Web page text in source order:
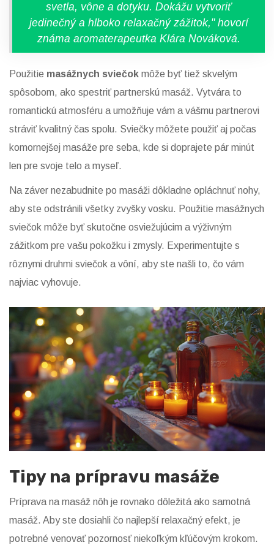
svetla, vône a dotyku. Dokážu vytvoriť
jedinečný a hlboko relaxačný zážitok," hovorí
známa aromaterapeutka Klára Nováková.
Použitie masážnych sviečok môže byť tiež skvelým
spôsobom, ako spestriť partnerskú masáž. Vytvára to
romantickú atmosféru a umožňuje vám a vášmu partnerovi
stráviť kvalitný čas spolu. Sviečky môžete použiť aj počas
komornejšej masáže pre seba, kde si doprajete pár minút
len pre svoje telo a myseľ.
Na záver nezabudnite po masáži dôkladne opláchnuť nohy,
aby ste odstránili všetky zvyšky vosku. Použitie masážnych
sviečok môže byť skutočne osviežujúcim a výživným
zážitkom pre vašu pokožku i zmysly. Experimentujte s
rôznymi druhmi sviečok a vôní, aby ste našli to, čo vám
najviac vyhovuje.
Tipy na prípravu masáže
Príprava na masáž nôh je rovnako dôležitá ako samotná
masáž. Aby ste dosiahli čo najlepší relaxačný efekt, je
potrebné venovať pozornosť niekoľkým kľúčovým krokom.